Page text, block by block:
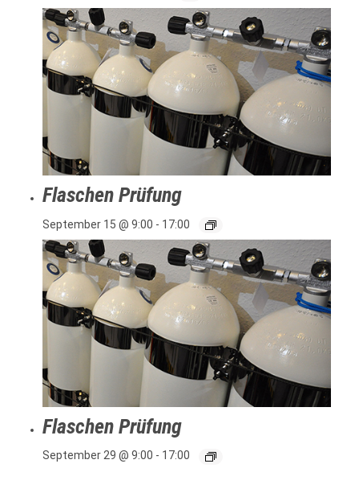
Flaschen Prüfung
September 15 @ 9:00 - 17:00
Flaschen Prüfung
September 29 @ 9:00 - 17:00